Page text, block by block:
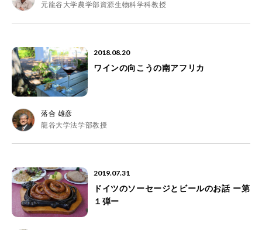
元龍谷大学農学部資源生物科学科教授
2018.08.20
ワインの向こうの南アフリカ
落合 雄彦
龍谷大学法学部教授
2019.07.31
ドイツのソーセージとビールのお話 ー第
１弾ー